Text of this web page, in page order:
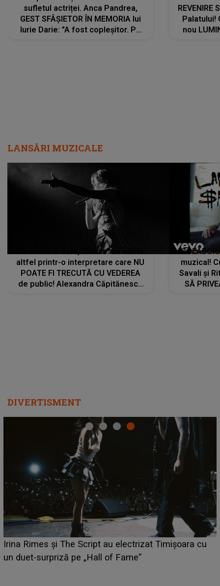
sufletul actriței. Anca Pandrea,
GEST SFÂȘIETOR ÎN MEMORIA lui
Iurie Darie: "A fost copleșitor. Pe
REVENIRE
Palatului!
nou
LANSĂRI MUZICALE
De această dată, "Dilaila" se simte
altfel printr-o interpretare care NU
POATE FI TRECUTĂ CU VEDEREA
de public! Alexandra Căpitănescu
muzical!
Savali și
SĂ
DIVERTISMENT
HOROSCOP 6 august 2026. Zodia care are șansa să
câștige mai mulți bani. O oportunitate neașteptată îi